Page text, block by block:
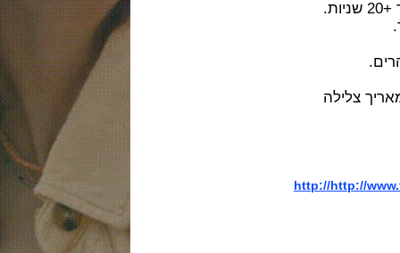
http://